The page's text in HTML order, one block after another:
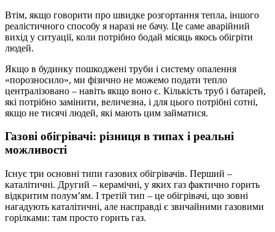
Втім, якщо говорити про швидке розгортання тепла, іншого
реалістичного способу я наразі не бачу. Це саме аварійний
вихід у ситуації, коли потрібно бодай місяць якось обігріти
людей.
Якщо в будинку пошкоджені труби і систему опалення
«порозносило», ми фізично не можемо подати тепло
централізовано – навіть якщо воно є. Кількість труб і батарей,
які потрібно замінити, величезна, і для цього потрібні сотні,
якщо не тисячі людей, які мають цим займатися.
Газові обігрівачі: різниця в типах і реальні
можливості
Існує три основні типи газових обігрівачів. Перший –
каталітичні. Другий – керамічні, у яких газ фактично горить
відкритим полум’ям. І третій тип – це обігрівачі, що зовні
нагадують каталітичні, але насправді є звичайними газовими
горілками: там просто горить газ.